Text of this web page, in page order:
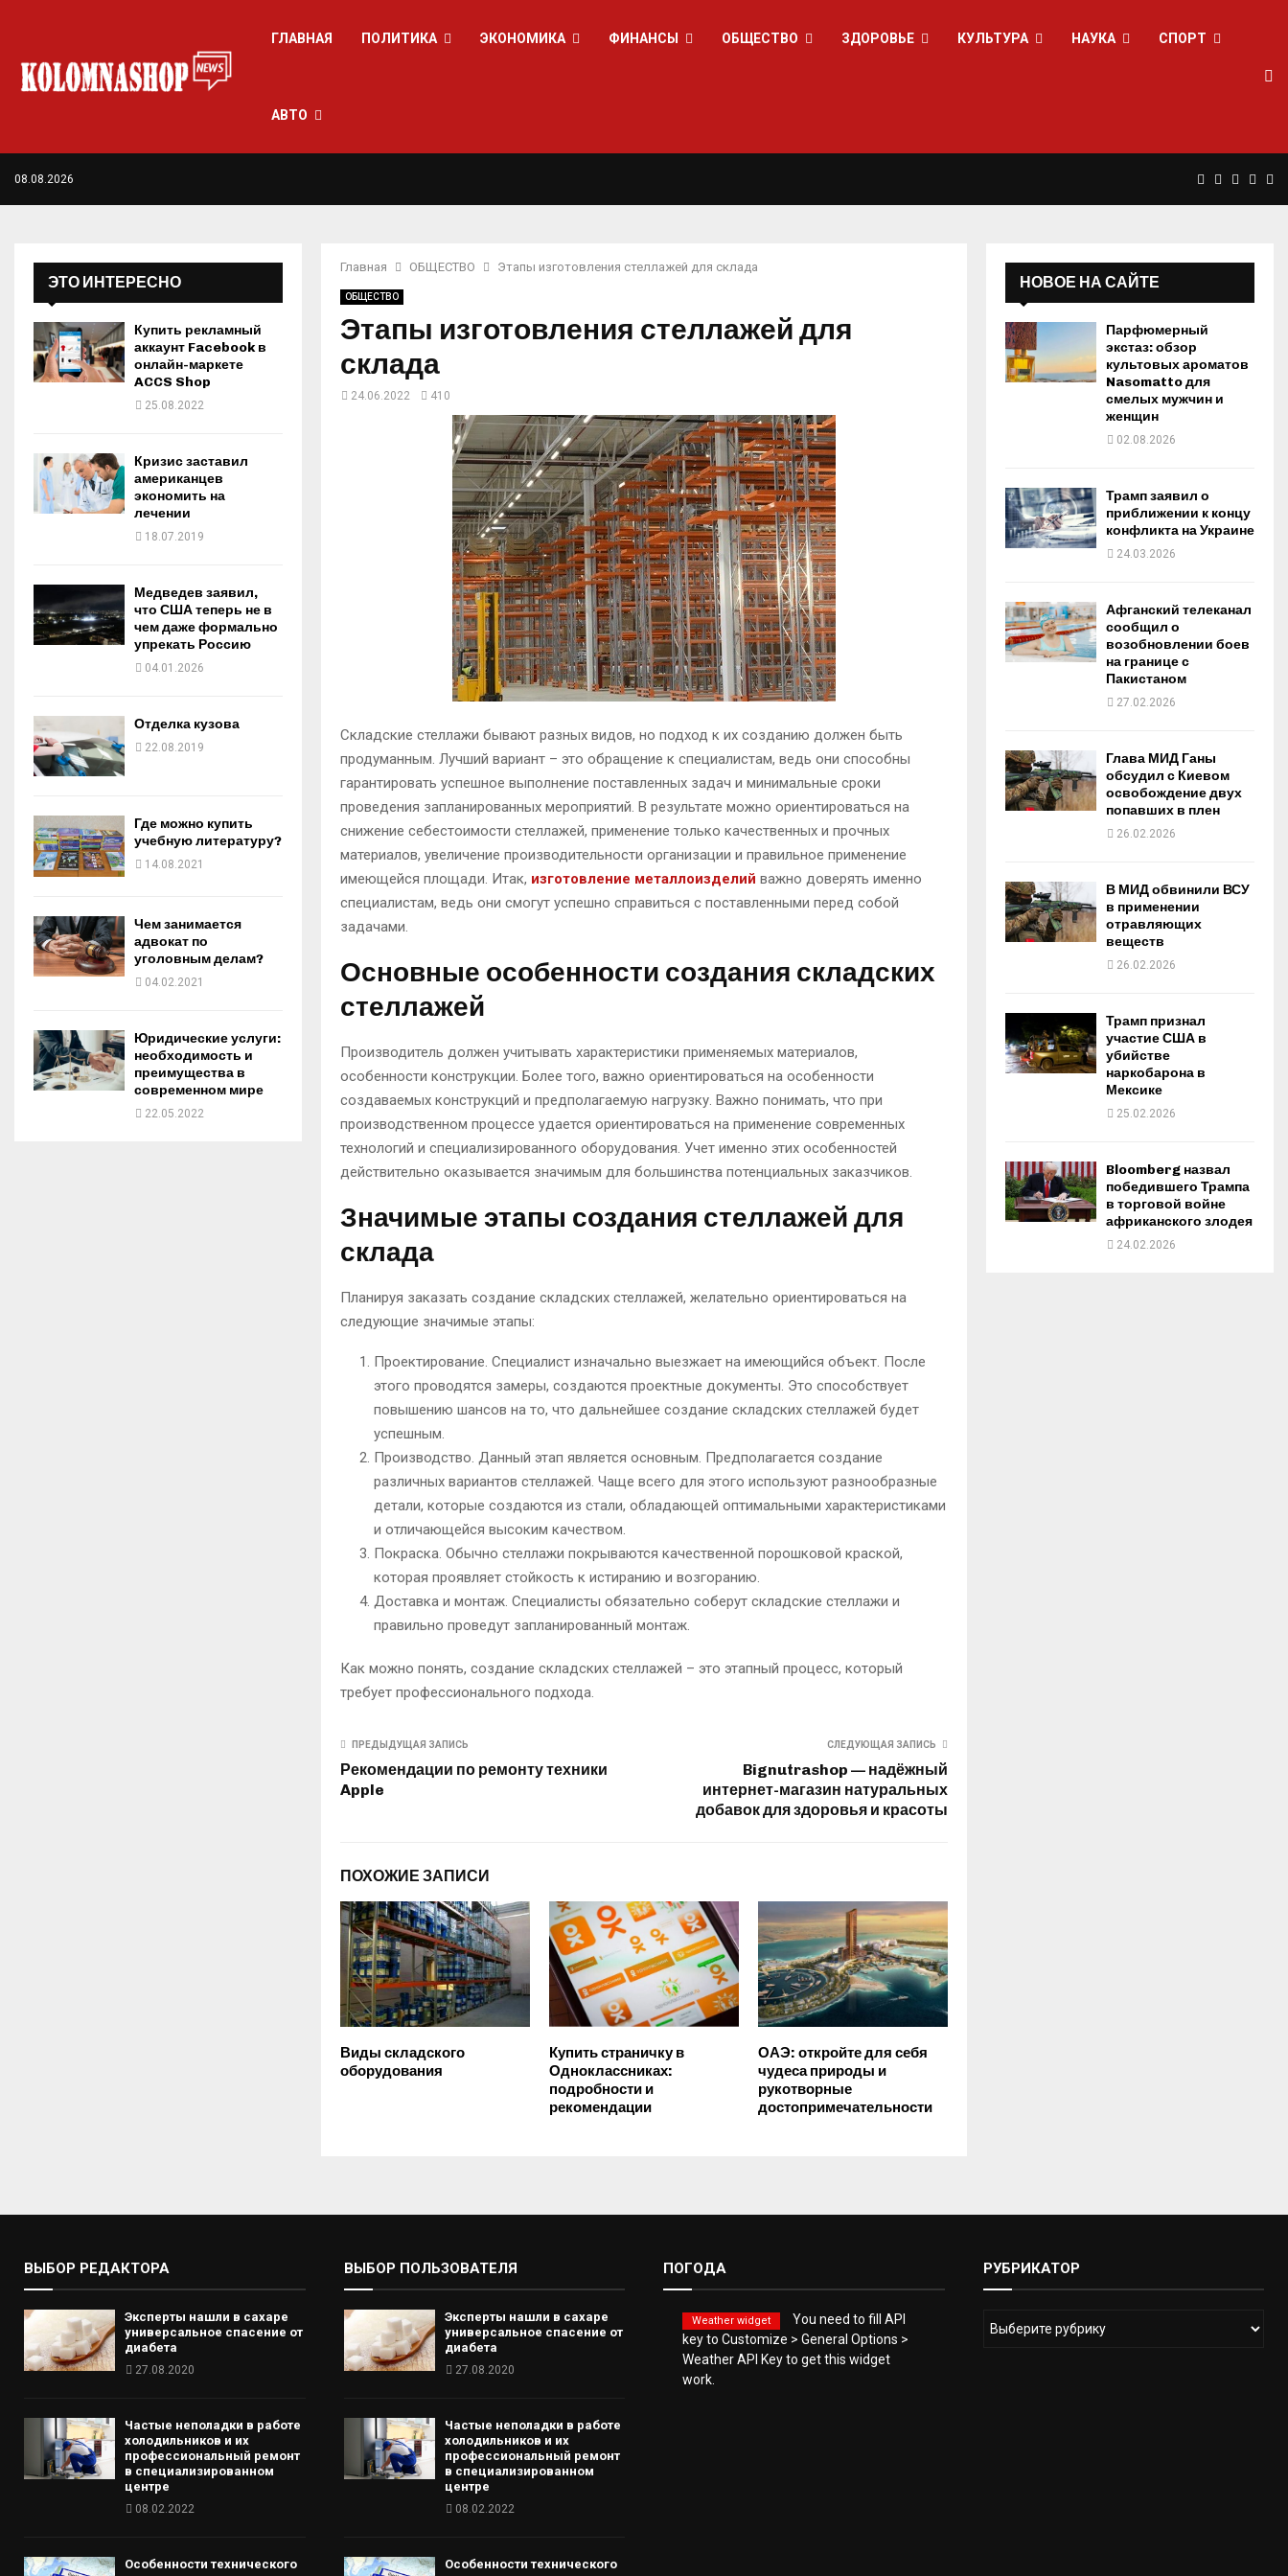
ГЛАВНАЯ ПОЛИТИКА ЭКОНОМИКА ФИНАНСЫ ОБЩЕСТВО ЗДОРОВЬЕ КУЛЬТУРА НАУКА СПОРТ
АВТО
08.08.2026
e
b
Главная ОБЩЕСТВО Этапы изготовления стеллажей для склада
ОБЩЕСТВО
Этапы изготовления стеллажей для
склада
24.06.2022 410
Складские стеллажи бывают разных видов, но подход к их созданию должен быть
продуманным. Лучший вариант – это обращение к специалистам, ведь они способны
гарантировать успешное выполнение поставленных задач и минимальные сроки
проведения запланированных мероприятий. В результате можно ориентироваться на
снижение себестоимости стеллажей, применение только качественных и прочных
материалов, увеличение производительности организации и правильное применение
имеющейся площади. Итак, изготовление металлоизделий важно доверять именно
специалистам, ведь они смогут успешно справиться с поставленными перед собой
задачами.
Основные особенности создания складских
стеллажей
Производитель должен учитывать характеристики применяемых материалов,
особенности конструкции. Более того, важно ориентироваться на особенности
создаваемых конструкций и предполагаемую нагрузку. Важно понимать, что при
производственном процессе удается ориентироваться на применение современных
технологий и специализированного оборудования. Учет именно этих особенностей
действительно оказывается значимым для большинства потенциальных заказчиков.
Значимые этапы создания стеллажей для
склада
Планируя заказать создание складских стеллажей, желательно ориентироваться на
следующие значимые этапы:
Проектирование. Специалист изначально выезжает на имеющийся объект. После
этого проводятся замеры, создаются проектные документы. Это способствует
повышению шансов на то, что дальнейшее создание складских стеллажей будет
успешным.
Производство. Данный этап является основным. Предполагается создание
различных вариантов стеллажей. Чаще всего для этого используют разнообразные
детали, которые создаются из стали, обладающей оптимальными характеристиками
и отличающейся высоким качеством.
Покраска. Обычно стеллажи покрываются качественной порошковой краской,
которая проявляет стойкость к истиранию и возгоранию.
Доставка и монтаж. Специалисты обязательно соберут складские стеллажи и
правильно проведут запланированный монтаж.
Как можно понять, создание складских стеллажей – это этапный процесс, который
требует профессионального подхода.
ПРЕДЫДУЩАЯ ЗАПИСЬ
Рекомендации по ремонту техники
Apple
СЛЕДУЮЩАЯ ЗАПИСЬ
Bignutrashop — надёжный
интернет-магазин натуральных
добавок для здоровья и красоты
ПОХОЖИЕ ЗАПИСИ
Виды складского
оборудования
Купить страничку в
Одноклассниках:
подробности и
рекомендации
ОАЭ: откройте для себя
чудеса природы и
рукотворные
достопримечательности
ЭТО ИНТЕРЕСНО
Купить рекламный
аккаунт Facebook в
онлайн-маркете
ACCS Shop
25.08.2022
Кризис заставил
американцев
экономить на
лечении
18.07.2019
Медведев заявил,
что США теперь не в
чем даже формально
упрекать Россию
04.01.2026
Отделка кузова
22.08.2019
Где можно купить
учебную литературу?
14.08.2021
Чем занимается
адвокат по
уголовным делам?
04.02.2021
Юридические услуги:
необходимость и
преимущества в
современном мире
22.05.2022
НОВОЕ НА САЙТЕ
Парфюмерный
экстаз: обзор
культовых ароматов
Nasomatto для
смелых мужчин и
женщин
02.08.2026
Трамп заявил о
приближении к концу
конфликта на Украине
24.03.2026
Афганский телеканал
сообщил о
возобновлении боев
на границе с
Пакистаном
27.02.2026
Глава МИД Ганы
обсудил с Киевом
освобождение двух
попавших в плен
26.02.2026
В МИД обвинили ВСУ
в применении
отравляющих
веществ
26.02.2026
Трамп признал
участие США в
убийстве
наркобарона в
Мексике
25.02.2026
Bloomberg назвал
победившего Трампа
в торговой войне
африканского злодея
24.02.2026
ВЫБОР РЕДАКТОРА
Эксперты нашли в сахаре
универсальное спасение от
диабета
27.08.2020
Частые неполадки в работе
холодильников и их
профессиональный ремонт
в специализированном
центре
08.02.2022
Особенности технического
ВЫБОР ПОЛЬЗОВАТЕЛЯ
Эксперты нашли в сахаре
универсальное спасение от
диабета
27.08.2020
Частые неполадки в работе
холодильников и их
профессиональный ремонт
в специализированном
центре
08.02.2022
Особенности технического
ПОГОДА
Weather widget
You need to fill API
key to Customize > General Options >
Weather API Key to get this widget
work.
РУБРИКАТОР